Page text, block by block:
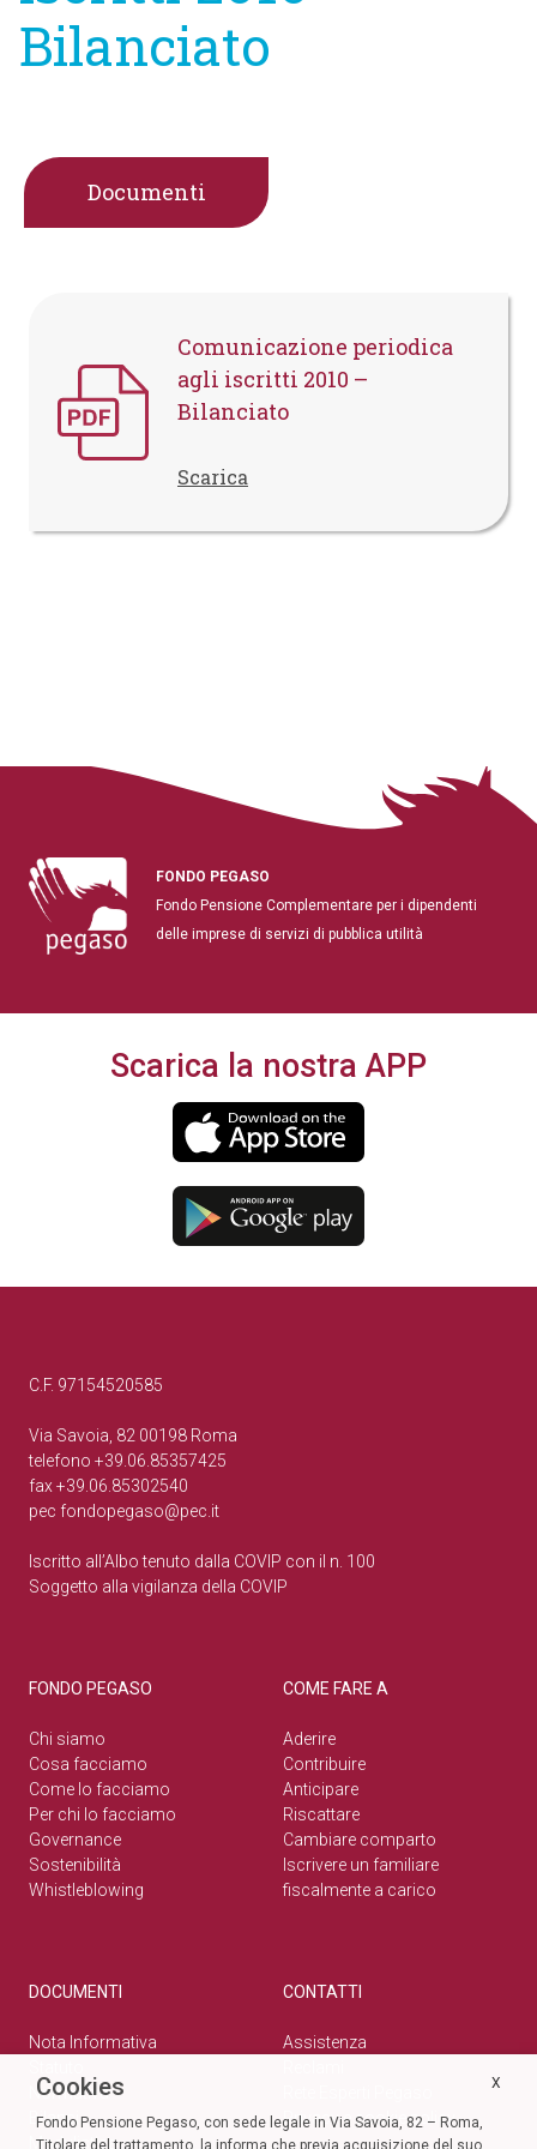
Bilanciato
Documenti
Comunicazione periodica
agli iscritti 2010 –
Bilanciato
Scarica
FONDO PEGASO
Fondo Pensione Complementare per i dipendenti
delle imprese di servizi di pubblica utilità
Scarica la nostra APP
C.F. 97154520585
Via Savoia, 82 00198 Roma
telefono +39.06.85357425
fax +39.06.85302540
pec fondopegaso@pec.it
Iscritto all’Albo tenuto dalla COVIP con il n. 100
Soggetto alla vigilanza della COVIP
FONDO PEGASO
Chi siamo
Cosa facciamo
Come lo facciamo
Per chi lo facciamo
Governance
Sostenibilità
Whistleblowing
COME FARE A
Aderire
Contribuire
Anticipare
Riscattare
Cambiare comparto
Iscrivere un familiare
fiscalmente a carico
DOCUMENTI
Nota Informativa
Normativa
Bilanci
Modulistica
CONTATTI
Assistenza
Privacy e cookie policy
X
Cookies
Fondo Pensione Pegaso, con sede legale in Via Savoia, 82 – Roma,
Titolare del trattamento, la informa che previa acquisizione del suo